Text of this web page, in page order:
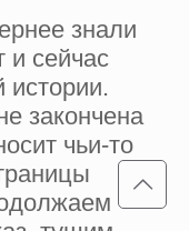
знали
и сейчас
истории.
закончена
чьи-то